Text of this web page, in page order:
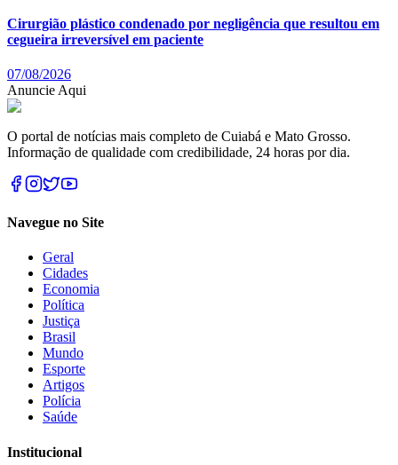
Cirurgião plástico condenado por negligência que resultou em
cegueira irreversível em paciente
07/08/2026
Anuncie Aqui
O portal de notícias mais completo de Cuiabá e Mato Grosso.
Informação de qualidade com credibilidade, 24 horas por dia.
Navegue no Site
Geral
Cidades
Economia
Política
Justiça
Brasil
Mundo
Esporte
Artigos
Polícia
Saúde
Institucional